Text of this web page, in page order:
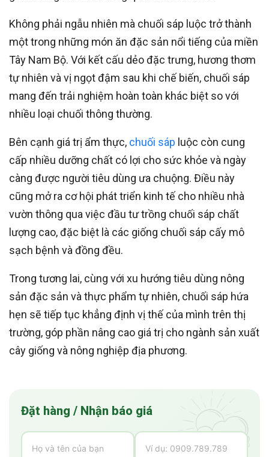
Không phải ngẫu nhiên mà chuối sáp luộc trở thành
một trong những món ăn đặc sản nổi tiếng của miền
Tây Nam Bộ. Với kết cấu dẻo đặc trưng, hương thơm
tự nhiên và vị ngọt đậm sau khi chế biến, chuối sáp
mang đến trải nghiệm hoàn toàn khác biệt so với
nhiều loại chuối thông thường.
Bên cạnh giá trị ẩm thực, chuối sáp luộc còn cung
cấp nhiều dưỡng chất có lợi cho sức khỏe và ngày
càng được người tiêu dùng ưa chuộng. Điều này
cũng mở ra cơ hội phát triển kinh tế cho nhiều nhà
vườn thông qua việc đầu tư trồng chuối sáp chất
lượng cao, đặc biệt là các giống chuối sáp cấy mô
sạch bệnh và đồng đều.
Trong tương lai, cùng với xu hướng tiêu dùng nông
sản đặc sản và thực phẩm tự nhiên, chuối sáp hứa
hẹn sẽ tiếp tục khẳng định vị thế của mình trên thị
trường, góp phần nâng cao giá trị cho ngành sản xuất
cây giống và nông nghiệp địa phương.
Đặt hàng / Nhận báo giá